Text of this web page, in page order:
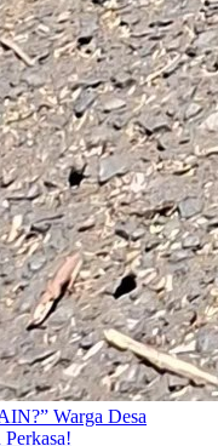
Warga Desa